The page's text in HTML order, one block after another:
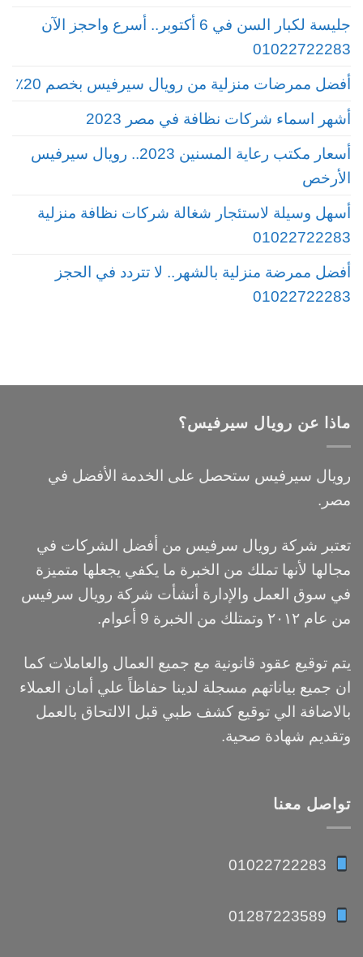
جليسة لكبار السن في 6 أكتوبر.. أسرع واحجز الآن
01022722283
أفضل ممرضات منزلية من رويال سيرفيس بخصم 20٪
أشهر اسماء شركات نظافة في مصر 2023
أسعار مكتب رعاية المسنين 2023.. رويال سيرفيس
الأرخص
أسهل وسيلة لاستئجار شغالة شركات نظافة منزلية
01022722283
أفضل ممرضة منزلية بالشهر.. لا تتردد في الحجز
01022722283
ماذا عن رويال سيرفيس؟
رويال سيرفيس ستحصل على الخدمة الأفضل في
مصر.
تعتبر شركة رويال سرفيس من أفضل الشركات في
مجالها لأنها تملك من الخبرة ما يكفي يجعلها متميزة
في سوق العمل والإدارة أنشأت شركة رويال سرفيس
من عام ٢٠١٢ وتمتلك من الخبرة 9 أعوام.
يتم توقيع عقود قانونية مع جميع العمال والعاملات كما
ان جميع بياناتهم مسجلة لدينا حفاظاً علي أمان العملاء
بالاضافة الي توقيع كشف طبي قبل الالتحاق بالعمل
وتقديم شهادة صحية.
تواصل معنا
01022722283
01287223589